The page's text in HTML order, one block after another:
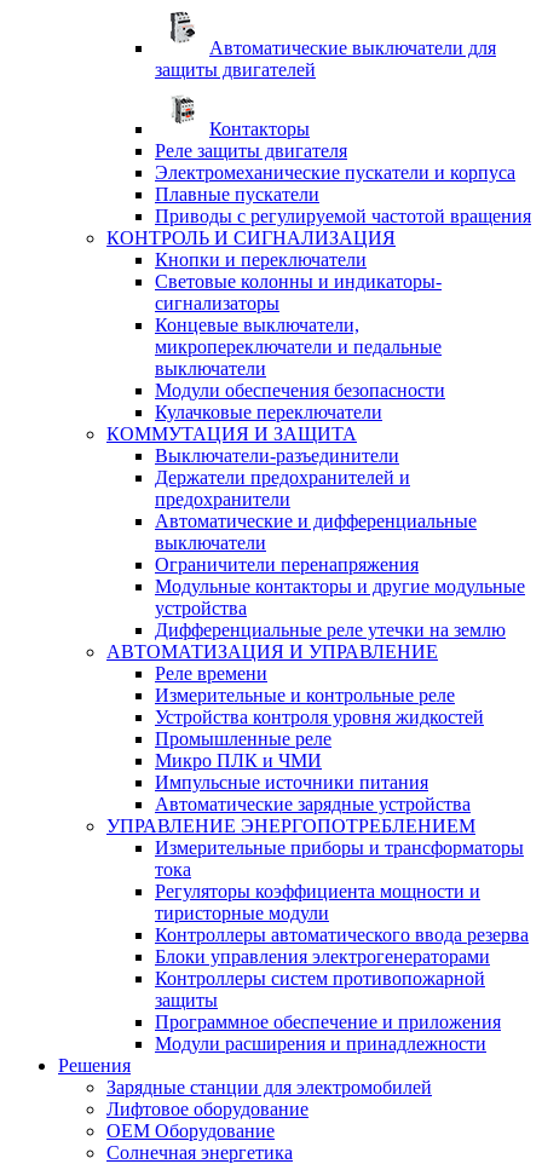
Автоматические выключатели для
защиты двигателей
Контакторы
Реле защиты двигателя
Электромеханические пускатели и корпуса
Плавные пускатели
Приводы с регулируемой частотой вращения
КОНТРОЛЬ И СИГНАЛИЗАЦИЯ
Кнопки и переключатели
Световые колонны и индикаторы-
сигнализаторы
Концевые выключатели,
микропереключатели и педальные
выключатели
Модули обеспечения безопасности
Кулачковые переключатели
КОММУТАЦИЯ И ЗАЩИТА
Выключатели-разъединители
Держатели предохранителей и
предохранители
Автоматические и дифференциальные
выключатели
Ограничители перенапряжения
Модульные контакторы и другие модульные
устройства
Дифференциальные реле утечки на землю
АВТОМАТИЗАЦИЯ И УПРАВЛЕНИЕ
Реле времени
Измерительные и контрольные реле
Устройства контроля уровня жидкостей
Промышленные реле
Микро ПЛК и ЧМИ
Импульсные источники питания
Автоматические зарядные устройства
УПРАВЛЕНИЕ ЭНЕРГОПОТРЕБЛЕНИЕМ
Измерительные приборы и трансформаторы
тока
Регуляторы коэффициента мощности и
тиристорные модули
Контроллеры автоматического ввода резерва
Блоки управления электрогенераторами
Контроллеры систем противопожарной
защиты
Программное обеспечение и приложения
Модули расширения и принадлежности
Решения
Зарядные станции для электромобилей
Лифтовое оборудование
ОЕМ Оборудование
Солнечная энергетика